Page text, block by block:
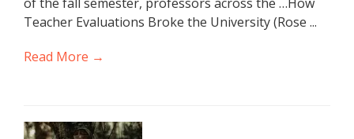
Teacher Evaluations Broke the University (Rose ...
Read More →